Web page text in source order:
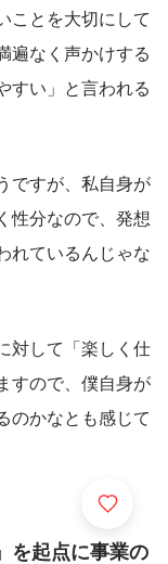
ことを大切にして
遍なく声かけする
すい」と言われる
ですが、私自身が
性分なので、発想
れているんじゃな
対して「楽しく仕
すので、僕自身が
のかなとも感じて
を起点に事業の